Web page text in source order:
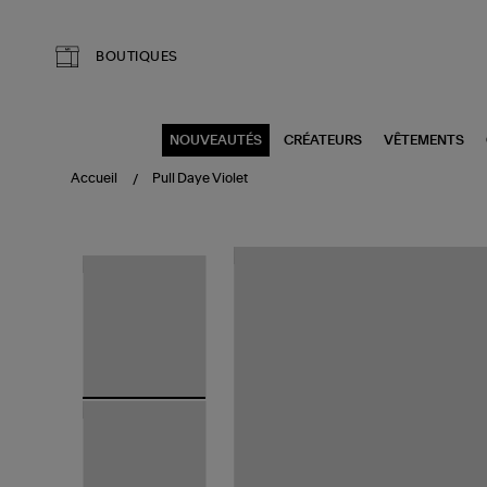
BOUTIQUES
NOUVEAUTÉS CRÉATEURS VÊTEMENTS
Accueil Pull Daye Violet